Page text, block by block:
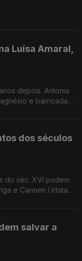
Luísa Amaral,
depois. Antonia
e barricadas,
dos séculos
do séc. XVI podem
e Carmen Urbita,
salvar a